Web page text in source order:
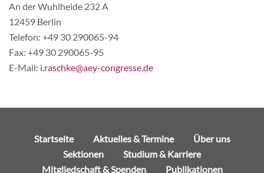
An der Wuhlheide 232 A
12459 Berlin
Telefon: +49 30 290065-94
Fax: +49 30 290065-95
E-Mail: i.raschke@aey-congresse.de
NavigationStartseite Aktuelles & Termine
Über uns
Sektionen
Studium & Karriere
Mitgliedschaft & Spenden
Publikationen